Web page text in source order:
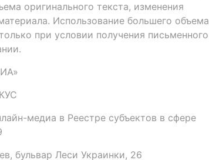
оригинального текста, изменения
Использование большего объема
при условии получения письменного
медиа в Реестре субъектов в сфере
бульвар Леси Украинки, 26